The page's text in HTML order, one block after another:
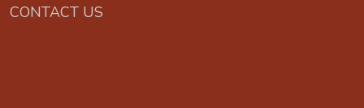
CONTACT US